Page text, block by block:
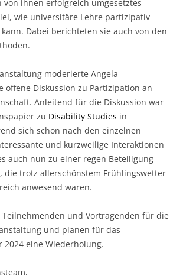
ihnen erfolgreich umgesetztes
wie universitäre Lehre partizipativ
Dabei berichteten sie auch von den
moderierte Angela
offene Diskussion zu Partizipation an
Anleitend für die Diskussion war
zu Disability Studies in
sich schon nach den einzelnen
und kurzweilige Interaktionen
auch nun zu einer regen Beteiligung
die trotz allerschönstem Frühlingswetter
anwesend waren.
und Vortragenden für die
und planen für das
2024 eine Wiederholung.